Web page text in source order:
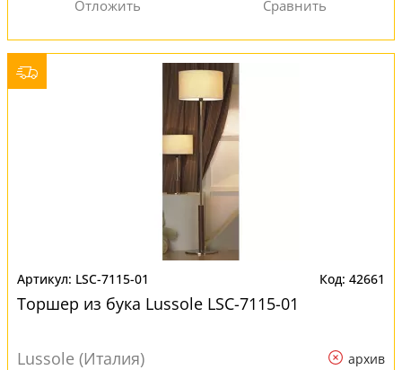
LSC-7115-01 42661
Торшер из бука Lussole LSC-7115-01
Lussole (Италия) архив